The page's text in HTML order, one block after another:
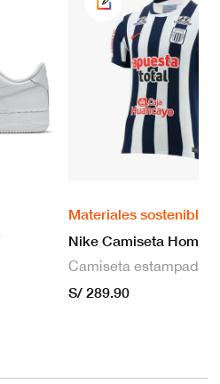
Materiales sostenibles
S/ 289.90